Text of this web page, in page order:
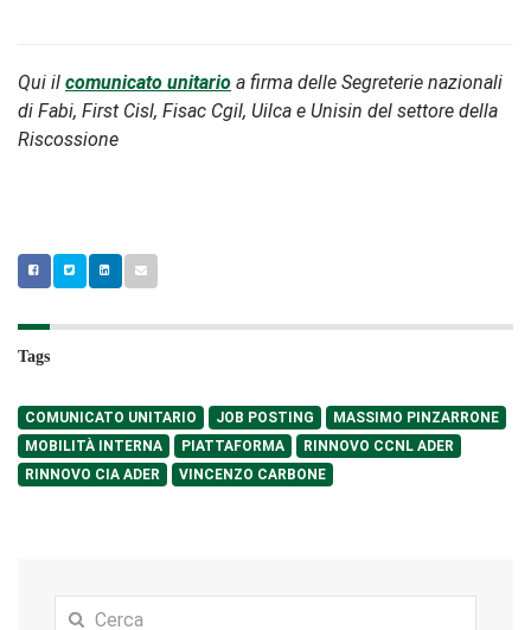
Qui il comunicato unitario a firma delle Segreterie nazionali
di Fabi, First Cisl, Fisac Cgil, Uilca e Unisin del settore della
Riscossione
Tags
COMUNICATO UNITARIO JOB POSTING
MASSIMO PINZARRONE
MOBILITÀ INTERNA
PIATTAFORMA
RINNOVO CCNL ADER
RINNOVO CIA ADER
VINCENZO CARBONE